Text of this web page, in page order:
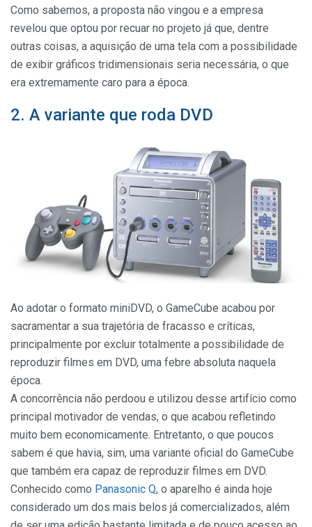
Como sabemos, a proposta não vingou e a empresa
revelou que optou por recuar no projeto já que, dentre
outras coisas, a aquisição de uma tela com a possibilidade
de exibir gráficos tridimensionais seria necessária, o que
era extremamente caro para a época.
2. A variante que roda DVD
Ao adotar o formato miniDVD, o GameCube acabou por
sacramentar a sua trajetória de fracasso e críticas,
principalmente por excluir totalmente a possibilidade de
reproduzir filmes em DVD, uma febre absoluta naquela
época.
A concorrência não perdoou e utilizou desse artifício como
principal motivador de vendas, o que acabou refletindo
muito bem economicamente. Entretanto, o que poucos
sabem é que havia, sim, uma variante oficial do GameCube
que também era capaz de reproduzir filmes em DVD.
Conhecido como Panasonic Q, o aparelho é ainda hoje
considerado um dos mais belos já comercializados, além